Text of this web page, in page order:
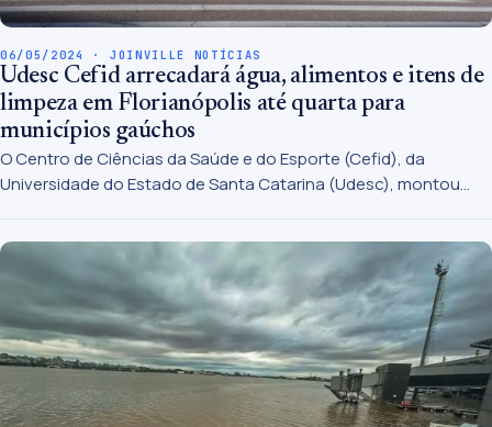
06/05/2024 · JOINVILLE NOTÍCIAS
Udesc Cefid arrecadará água, alimentos e itens de
limpeza em Florianópolis até quarta para
municípios gaúchos
O Centro de Ciências da Saúde e do Esporte (Cefid), da
Universidade do Estado de Santa Catarina (Udesc), montou
a semana passada.